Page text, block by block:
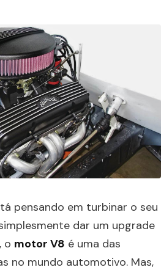
pensando em turbinar o seu
dar um upgrade
o motor V8 é uma das
no mundo automotivo. Mas,